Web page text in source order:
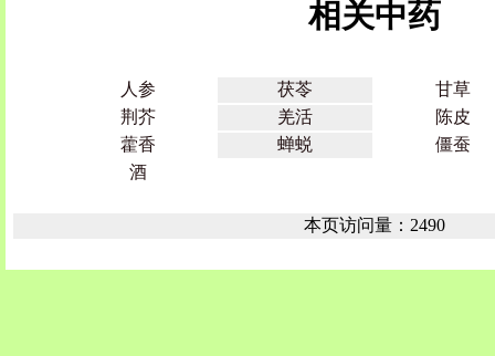
相关中药
人参 茯苓
甘草
荆芥
羌活
陈皮
藿香
蝉蜕
僵蚕
酒
本页访问量：2490